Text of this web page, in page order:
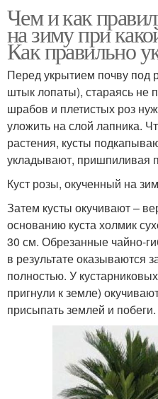
Чем и как
на зиму при
Как правильно
Перед укрытием почву под
штык лопаты), стараясь не
шрабов и плетистых роз
уложить на слой лапника.
растения, кусты
укладывают, пришпиливая
Куст розы, окученный на
Затем кусты окучивают –
основанию куста холмик
30 см. Обрезанные чайно-
в результате оказываются
полностью. У
пригнули к земле)
присыпать землей и побеги.